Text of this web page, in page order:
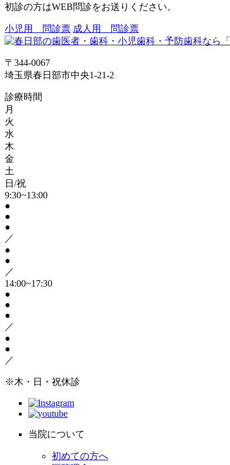
初診の方はWEB問診をお送りください。
小児用 問診票 成人用 問診票
〒344-0067
埼玉県春日部市中央1-21-2
診療時間
月
火
水
木
金
土
日/祝
9:30~13:00
●
●
●
／
●
●
／
14:00~17:30
●
●
●
／
●
●
／
※木・日・祝休診
当院について
初めての方へ